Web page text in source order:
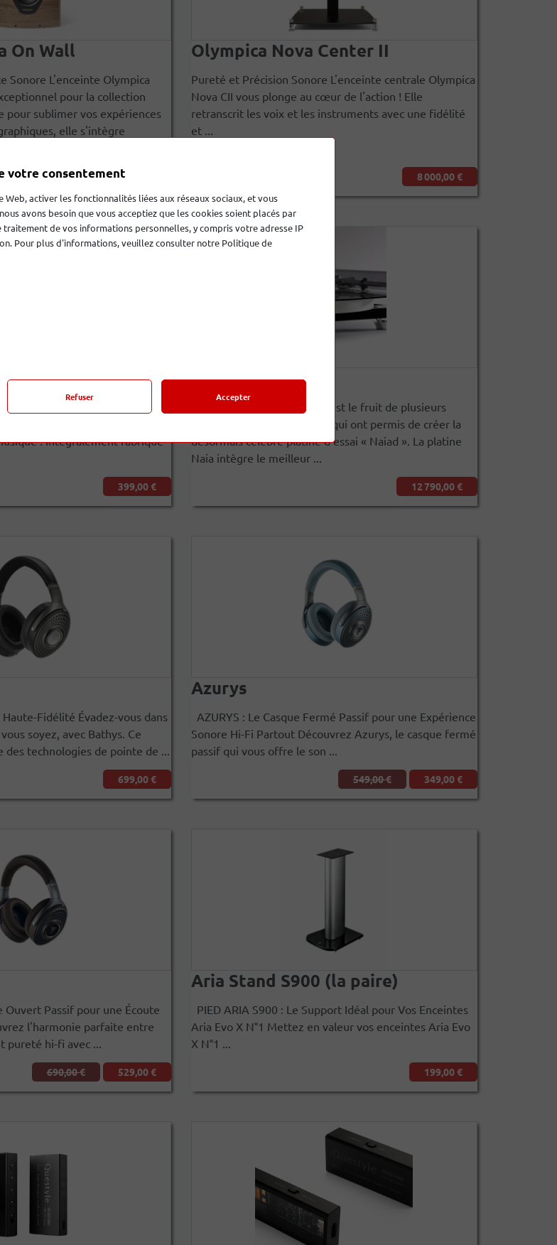
On Wall
Sonore L'enceinte Olympica
pour la collection
pour sublimer vos expériences
elle s'intègre
4 500,00 €
Olympica Nova Center II
Pureté et Précision Sonore L'enceinte centrale Olympica
Nova CII vous plonge au cœur de l'action ! Elle
retranscrit les voix et les instruments avec une fidélité
et ...
8 000,00 €
! Intégralement fabriqué
399,00 €
Naia
La platine vinyle Rega Naia est le fruit de plusieurs
années de développement, qui ont permis de créer la
désormais célèbre platine d'essai « Naiad ». La platine
Naia intègre le meilleur ...
12 790,00 €
Haute-Fidélité Évadez-vous dans
soyez, avec Bathys. Ce
des technologies de pointe de ...
699,00 €
Azurys
AZURYS : Le Casque Fermé Passif pour une Expérience
Sonore Hi-Fi Partout Découvrez Azurys, le casque fermé
passif qui vous offre le son ...
549,00 € 349,00 €
Ouvert Passif pour une Écoute
l'harmonie parfaite entre
hi-fi avec ...
690,00 € 529,00 €
Aria Stand S900 (la paire)
PIED ARIA S900 : Le Support Idéal pour Vos Enceintes
Aria Evo X N°1 Mettez en valeur vos enceintes Aria Evo
X N°1 ...
199,00 €
votre consentement
activer les fonctionnalités liées aux réseaux sociaux, et vous
avons besoin que vous acceptiez que les cookies soient placés par
de vos informations personnelles, y compris votre adresse IP
Pour plus d'informations, veuillez consulter notre Politique de
Refuser Accepter